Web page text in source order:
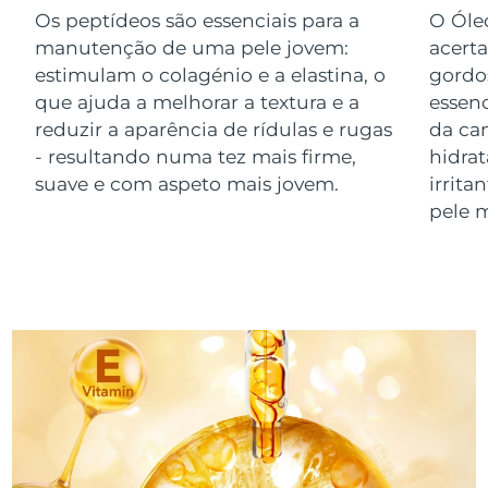
Os peptídeos são essenciais para a
manutenção de uma pele jovem:
estimulam o colagénio e a elastina, o
que ajuda a melhorar a textura e a
reduzir a aparência de rídulas e rugas
- resultando numa tez mais firme,
suave e com aspeto mais jovem.
O
da
pele
Luxemburgo Entrega prevista 08.08.26
Macau, RAE da
China
Entrega prevista 10.08.26
Malásia Entrega prevista 11.08.26
Malta Entrega prevista
Países Baixos Entrega prevista
Nova Zelândia Entrega prevista08.08.26
Noruega Entrega prevista